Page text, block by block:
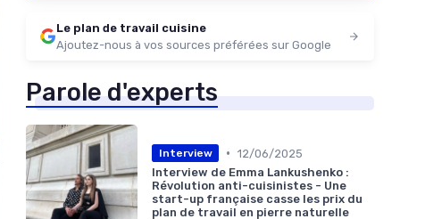
Le plan de travail cuisine
Ajoutez-nous à vos sources préférées sur Google
Parole d'experts
Interview • 12/06/2025
Interview de Emma Lankushenko :
Révolution anti-cuisinistes - Une
start-up française casse les prix du
plan de travail en pierre naturelle